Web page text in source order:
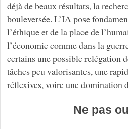
déjà de beaux résultats, la
bouleversée. L’IA pose
l’éthique et de la place de
l’économie comme dans la
certains une possible relégation
tâches peu valorisantes, une
réflexives, voire une domination
Ne pas